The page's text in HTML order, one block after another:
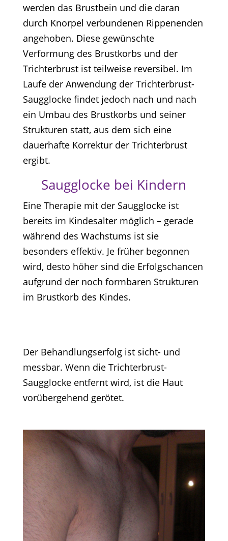
werden das Brustbein und die daran
durch Knorpel verbundenen Rippenenden
angehoben. Diese gewünschte
Verformung des Brustkorbs und der
Trichterbrust ist teilweise reversibel. Im
Laufe der Anwendung der Trichterbrust-
Saugglocke findet jedoch nach und nach
ein Umbau des Brustkorbs und seiner
Strukturen statt, aus dem sich eine
dauerhafte Korrektur der Trichterbrust
ergibt.
Saugglocke bei Kindern
Eine Therapie mit der Saugglocke ist
bereits im Kindesalter möglich – gerade
während des Wachstums ist sie
besonders effektiv. Je früher begonnen
wird, desto höher sind die Erfolgschancen
aufgrund der noch formbaren Strukturen
im Brustkorb des Kindes.
Der Behandlungserfolg ist sicht- und
messbar. Wenn die Trichterbrust-
Saugglocke entfernt wird, ist die Haut
vorübergehend gerötet.